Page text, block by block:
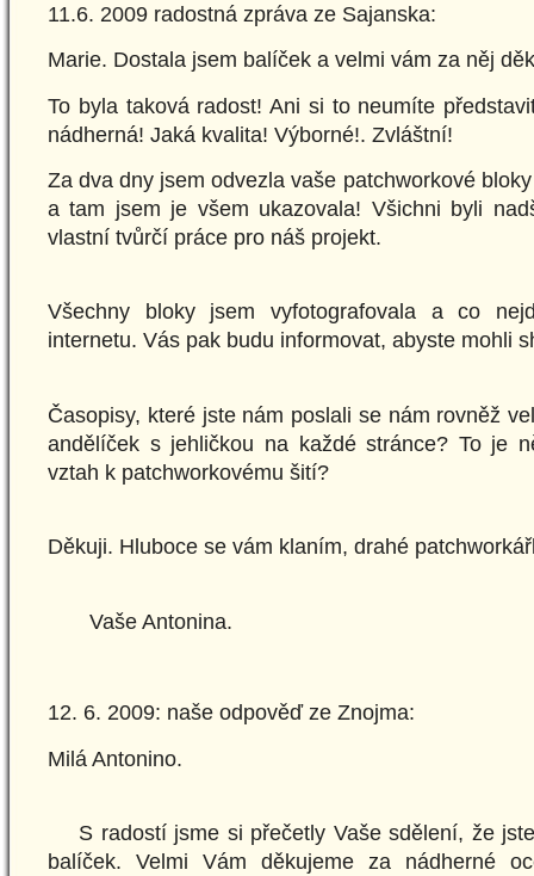
11.6. 2009 radostná zpráva ze Sajanska:
Marie. Dostala jsem balíček a velmi vám za něj
To byla taková radost! Ani si to neumíte
nádherná! Jaká kvalita! Výborné!. Zvláštní!
Za dva dny jsem odvezla vaše patchworkové
a tam jsem je všem ukazovala! Všichni byli
vlastní tvůrčí práce pro náš projekt.
Všechny bloky jsem vyfotografovala a co
internetu. Vás pak budu informovat, abyste mohli
Časopisy, které jste nám poslali se nám rovněž
andělíček s jehličkou na každé stránce? To je
vztah k patchworkovému šití?
Děkuji. Hluboce se vám klaním, drahé
Vaše Antonina.
12. 6. 2009: naše odpověď ze Znojma:
Milá Antonino.
S radostí jsme si přečetly Vaše sdělení, že
balíček. Velmi Vám děkujeme za nádherné